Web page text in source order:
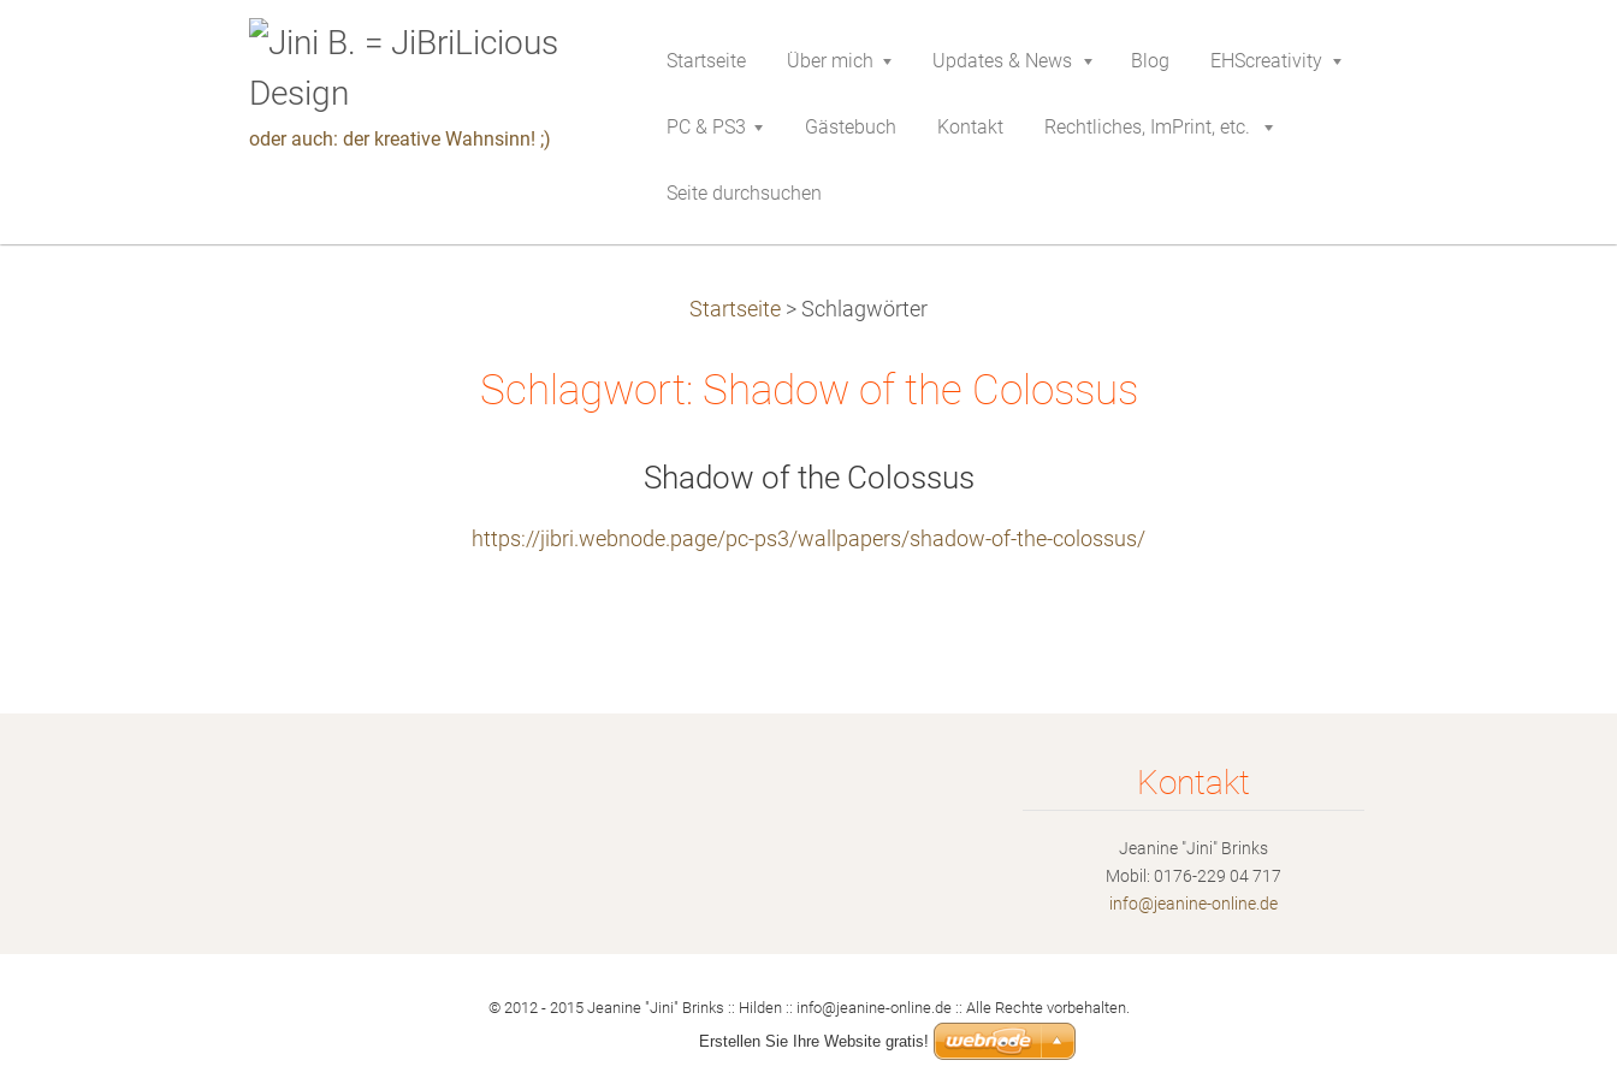
oder auch: der kreative Wahnsinn! ;)
Startseite Über mich Updates & News Blog EHScreativity
PC & PS3 Gästebuch Kontakt Rechtliches, ImPrint, etc.
Seite durchsuchen
Startseite > Schlagwörter
Schlagwort: Shadow of the Colossus
Shadow of the Colossus
https://jibri.webnode.page/pc-ps3/wallpapers/shadow-of-the-colossus/
Kontakt
Jeanine "Jini" Brinks
Mobil: 0176-229 04 717
info@jeanine-onl ine.de
© 2012 - 2015 Jeanine "Jini" Brinks :: Hilden :: info@jeanine-online.de :: Alle Rechte vorbehalten.
Erstellen Sie Ihre Website gratis!